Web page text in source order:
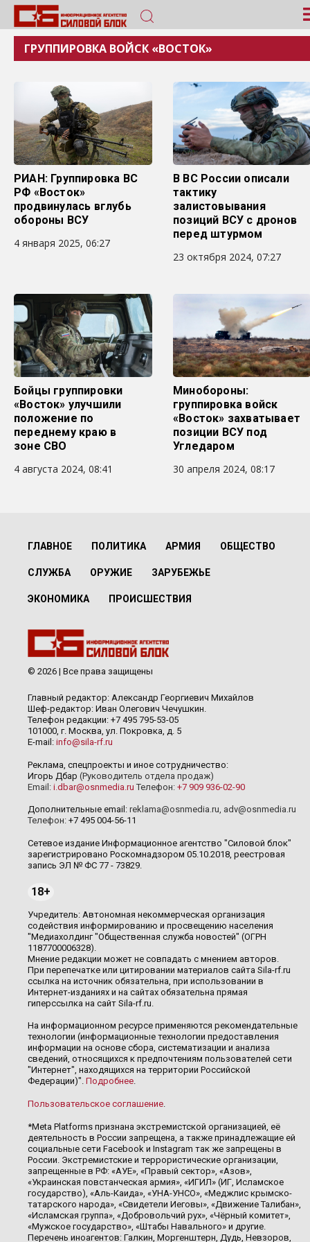
ГРУППИРОВКА ВОЙСК «ВОСТОК»
РИАН: Группировка ВС
РФ «Восток»
продвинулась вглубь
обороны ВСУ
4 января 2025, 06:27
В ВС России описали
тактику
залистовывания
позиций ВСУ с дронов
перед штурмом
23 октября 2024, 07:27
Бойцы группировки
«Восток» улучшили
положение по
переднему краю в
зоне СВО
4 августа 2024, 08:41
Минобороны:
группировка войск
«Восток» захватывает
позиции ВСУ под
Угледаром
30 апреля 2024, 08:17
ГЛАВНОЕ ПОЛИТИКА АРМИЯ ОБЩЕСТВО
СЛУЖБА ОРУЖИЕ ЗАРУБЕЖЬЕ
ЭКОНОМИКА ПРОИСШЕСТВИЯ
© 2026 | Все права защищены
Главный редактор: Александр Георгиевич Михайлов
Шеф-редактор: Иван Олегович Чечушкин.
Телефон редакции: +7 495 795-53-05
101000, г. Москва, ул. Покровка, д. 5
E-mail: info@sila-rf.ru
Реклама, спецпроекты и иное сотрудничество:
Игорь Дбар (Руководитель отдела продаж)
Email: i.dbar@osnmedia.ru Телефон: +7 909 936-02-90
Дополнительные email: reklama@osnmedia.ru, adv@osnmedia.ru
Телефон: +7 495 004-56-11
Сетевое издание Информационное агентство "Силовой блок"
зарегистрировано Роскомнадзором 05.10.2018, реестровая
запись ЭЛ № ФС 77 - 73829.
18+
Учредитель: Автономная некоммерческая организация
содействия информированию и просвещению населения
"Медиахолдинг "Общественная служба новостей" (ОГРН
1187700006328).
Мнение редакции может не совпадать с мнением авторов.
При перепечатке или цитировании материалов сайта Sila-rf.ru
ссылка на источник обязательна, при использовании в
Интернет-изданиях и на сайтах обязательна прямая
гиперссылка на сайт Sila-rf.ru.
На информационном ресурсе применяются рекомендательные
технологии (информационные технологии предоставления
информации на основе сбора, систематизации и анализа
сведений, относящихся к предпочтениям пользователей сети
"Интернет", находящихся на территории Российской
Федерации)". Подробнее.
Пользовательское соглашение.
*Meta Platforms признана экстремистской организацией, её
деятельность в России запрещена, а также принадлежащие ей
социальные сети Facebook и Instagram так же запрещены в
России. Экстремистские и террористические организации,
запрещенные в РФ: «АУЕ», «Правый сектор», «Азов»,
«Украинская повстанческая армия», «ИГИЛ» (ИГ, Исламское
государство), «Аль-Каида», «УНА-УНСО», «Меджлис крымско-
татарского народа», «Свидетели Иеговы», «Движение Талибан»,
«Исламская группа», «Добровольчий рух», «Чёрный комитет»,
«Мужское государство», «Штабы Навального» и другие.
Перечень иноагентов: Галкин, Моргенштерн, Дудь, Невзоров,